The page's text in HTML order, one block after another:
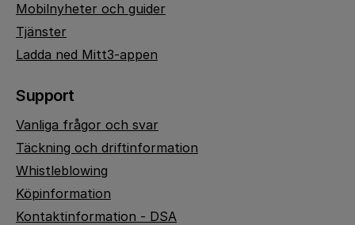
Mobilnyheter och guider
Tjänster
Ladda ned Mitt3-appen
Support
Vanliga frågor och svar
Täckning och driftinformation
Whistleblowing
Köpinformation
Kontaktinformation - DSA